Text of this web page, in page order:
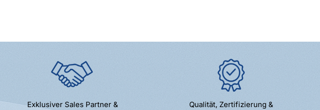
Exklusiver Sales Partner &
Qualität, Zertifizierung &